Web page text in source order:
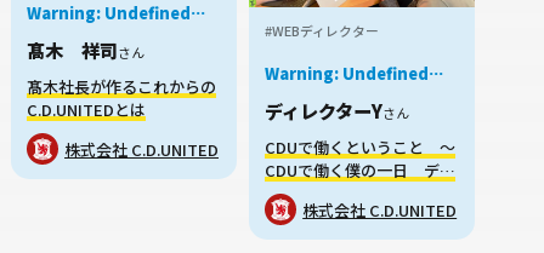
Warning: Undefined
/home/xs959124/mei-
kyu.com/public_html/okanechips/works/wp-
content/themes/sakusaku-
job/parts/story-
card.php
髙木 祥司さん
髙木社長が作るこれからの
C.D.UNITEDとは
株式会社 C.D.UNITED
#WEBディレクター
Warning: Undefined
/home/xs959124/mei-
content/themes/sakusaku-
job/parts/story-
card.php
ディレクターYさん
CDUで働くということ ～
CDUで働く僕の一日 ディ
レクター編～
株式会社 C.D.UNITED